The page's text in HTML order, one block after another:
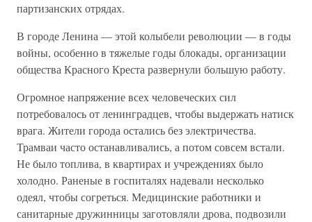
партизанских отрядах.
В городе Ленина — этой колыбели революции — в годы
войны, особенно в тяжелые годы блокады, организации
общества Красного Креста развернули большую работу.
Огромное напряжение всех человеческих сил
потребовалось от ленинградцев, чтобы выдержать натиск
врага. Жители города остались без электричества.
Трамваи часто останавливались, а потом совсем встали.
Не было топлива, в квартирах и учреждениях было
холодно. Раненые в госпиталях надевали несколько
одеял, чтобы согреться. Медицинские работники и
санитарные дружинницы заготовляли дрова, подвозили